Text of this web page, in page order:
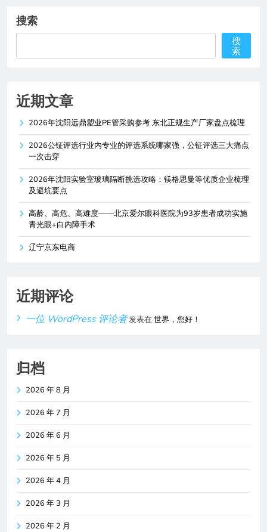
搜索
搜
索
近期文章
2026年沈阳远鼎塑业PE管采购参考 东北正规生产厂家盘点梳理
2026公钲评选行业内专业的评选系统哪家强，公钲评选三大痛点
一次击穿
2026年沈阳实验室玻璃隔断挑选攻略：镁格思曼等优质企业梳理
及避坑要点
高龄、高危、高难度——北京爱尔眼科医院为93岁患者成功实施
青光眼+白内障手术
辽宁京东电商
近期评论
一位 WordPress 评论者发表在世界，您好！
归档
2026 年 8 月
2026 年 7 月
2026 年 6 月
2026 年 5 月
2026 年 4 月
2026 年 3 月
2026 年 2 月